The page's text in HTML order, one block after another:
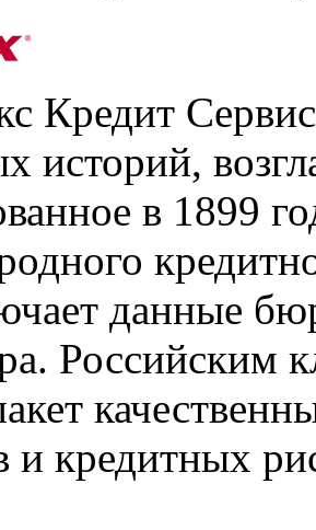
Кредит
историй,
в 1899
данные
Российским
и кредитных